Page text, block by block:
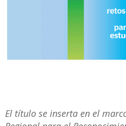
El título se inserta en el